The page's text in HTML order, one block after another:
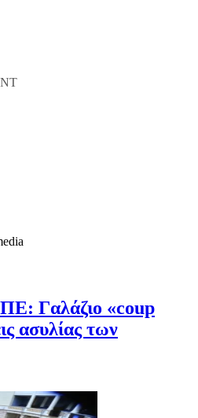
Γαλάζιο «coup
ασυλίας των